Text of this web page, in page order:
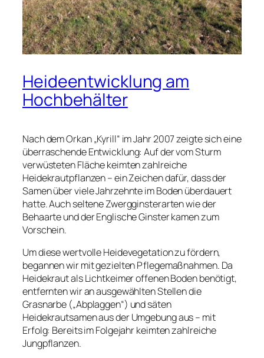
Heideentwicklung am
Hochbehälter
Nach dem Orkan „Kyrill“ im Jahr 2007 zeigte sich eine
überraschende Entwicklung: Auf der vom Sturm
verwüsteten Fläche keimten zahlreiche
Heidekrautpflanzen – ein Zeichen dafür, dass der
Samen über viele Jahrzehnte im Boden überdauert
hatte. Auch seltene Zwergginsterarten wie der
Behaarte und der Englische Ginster kamen zum
Vorschein.
Um diese wertvolle Heidevegetation zu fördern,
begannen wir mit gezielten Pflegemaßnahmen. Da
Heidekraut als Lichtkeimer offenen Boden benötigt,
entfernten wir an ausgewählten Stellen die
Grasnarbe („Abplaggen“) und säten
Heidekrautsamen aus der Umgebung aus – mit
Erfolg: Bereits im Folgejahr keimten zahlreiche
Jungpflanzen.